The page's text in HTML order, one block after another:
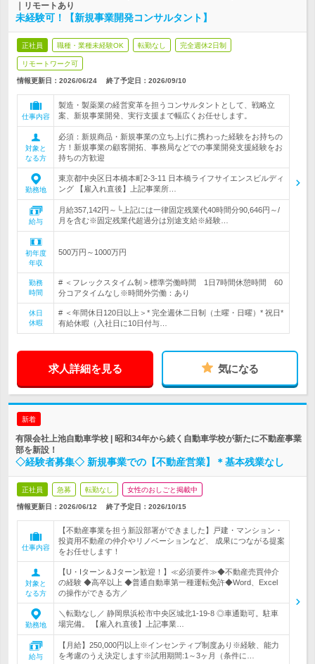
｜リモートあり
未経験可！【新規事業開発コンサルタント】
正社員 職種・業種未経験OK 転勤なし 完全週休2日制
リモートワーク可
情報更新日：2026/06/24 終了予定日： 2026/09/10
仕事内容
製造・製薬業の経営変革を担うコンサルタントとして、戦略立
案、新規事業開発、実行支援まで幅広くお任せします。
対象と
なる方
必須：新規商品・新規事業の立ち上げに携わった経験をお持ちの
方！新規事業の顧客開拓、事務局などでの事業開発支援経験をお
持ちの方歓迎
勤務地
東京都中央区日本橋本町2-3-11 日本橋ライフサイエンスビルディ
ング 【雇入れ直後】上記事業所…
給与
月給357,142円～└上記には一律固定残業代40時間分90,646円～/
月を含む※固定残業代超過分は別途支給※経験…
初年度
年収
500万円～1000万円
勤務
時間
# ＜フレックスタイム制＞標準労働時間 1日7時間休憩時間 60
分コアタイムなし※時間外労働：あり
休日
休暇
# ＜年間休日120日以上＞* 完全週休二日制（土曜・日曜）* 祝日*
有給休暇（入社日に10日付与…
求人詳細を見る 気になる
新着
有限会社上池自動車学校 | 昭和34年から続く自動車学校が新たに不動産事業
部を新設！
◇経験者募集◇ 新規事業での【不動産営業】＊基本残業なし
正社員 急募 転勤なし 女性のおしごと掲載中
情報更新日：2026/06/12 終了予定日： 2026/10/15
仕事内容
【不動産事業を担う新設部署ができました】戸建・マンション・
投資用不動産の仲介やリノベーションなど、 成果につながる提案
をお任せします！
対象と
なる方
【U・Iターン＆Jターン歓迎！】≪必須要件≫◆不動産売買仲介
の経験 ◆高卒以上 ◆普通自動車第一種運転免許◆Word、Excel
の操作ができる方／
勤務地
＼転勤なし／ 静岡県浜松市中央区城北1-19-8 ◎車通勤可。駐車
場完備。 【雇入れ直後】上記事業…
給与
【月給】250,000円以上※インセンティブ制度あり※経験、能力
を考慮のうえ決定します※試用期間:1～3ヶ月（条件に…